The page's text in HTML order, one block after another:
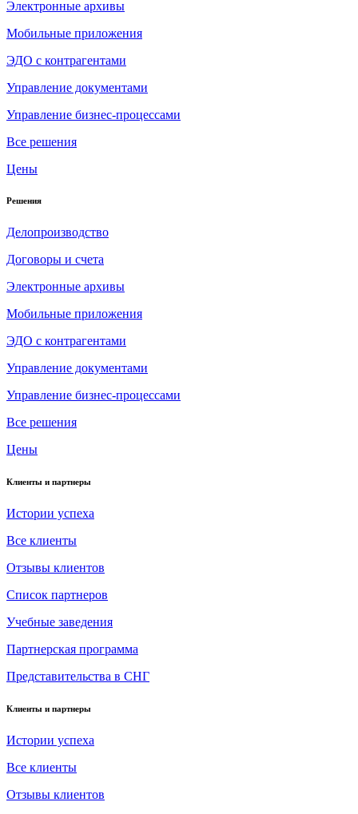
Электронные архивы
Мобильные приложения
ЭДО с контрагентами
Управление документами
Управление бизнес-процессами
Все решения
Цены
Решения
Делопроизводство
Договоры и счета
Электронные архивы
Мобильные приложения
ЭДО с контрагентами
Управление документами
Управление бизнес-процессами
Все решения
Цены
Клиенты и партнеры
Истории успеха
Все клиенты
Отзывы клиентов
Список партнеров
Учебные заведения
Партнерская программа
Представительства в СНГ
Клиенты и партнеры
Истории успеха
Все клиенты
Отзывы клиентов